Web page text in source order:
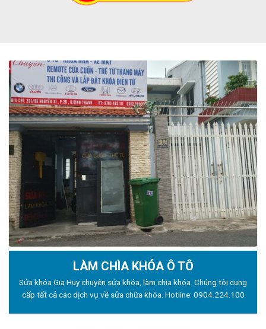
LÀM CHÌA KHÓA Ô TÔ
Sửa khóa Gia Huy chuyên sửa khóa, làm chìa khóa. Chúng tôi cung
cấp tất cả các dịch vụ về sửa chữa khóa. Hotline: 0904.224.100